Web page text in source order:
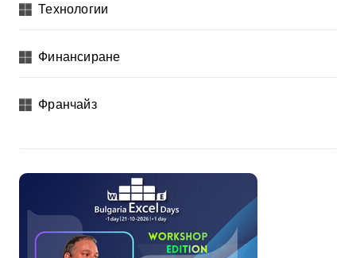
Технологии
Финансиране
Франчайз